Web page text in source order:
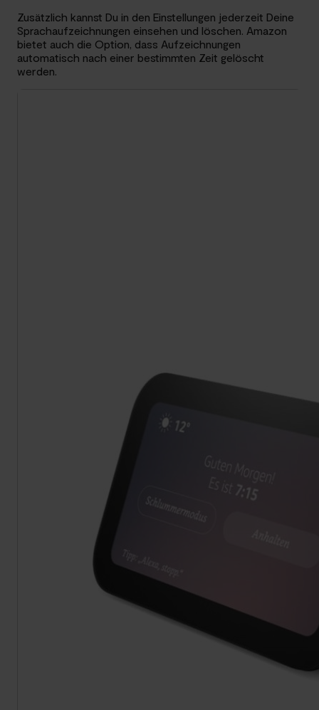
Zusätzlich kannst Du in den Einstellungen jederzeit Deine
Sprachaufzeichnungen einsehen und löschen. Amazon
bietet auch die Option, dass Aufzeichnungen
automatisch nach einer bestimmten Zeit gelöscht
werden.